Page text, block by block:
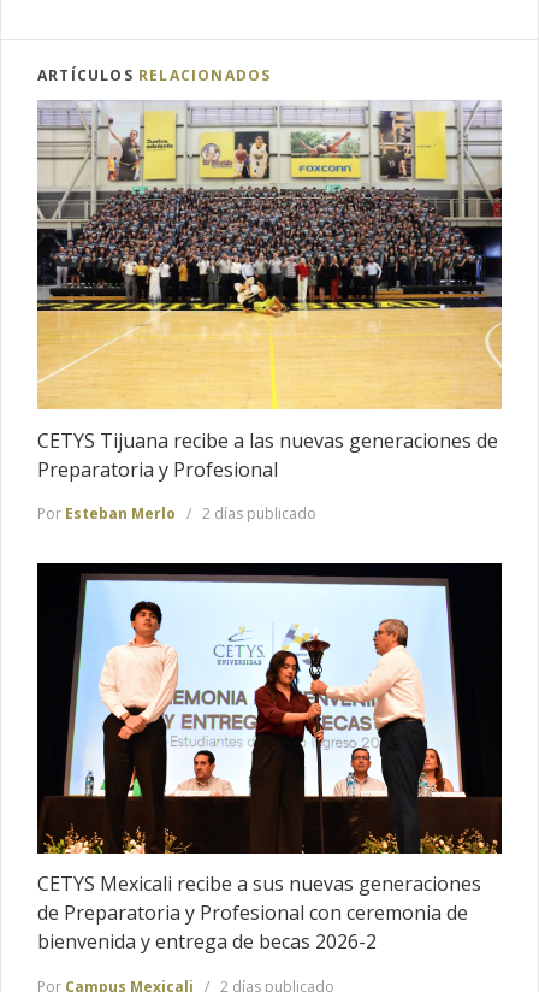
ARTÍCULOS RELACIONADOS
CETYS Tijuana recibe a las nuevas generaciones de
Preparatoria y Profesional
Por Esteban Merlo 2 días publicado
CETYS Mexicali recibe a sus nuevas generaciones
de Preparatoria y Profesional con ceremonia de
bienvenida y entrega de becas 2026-2
Por Campus Mexicali 2 días publicado